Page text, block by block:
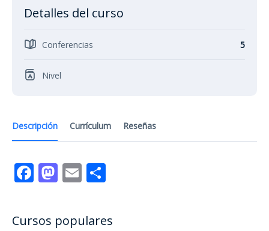
Descripción Currículum Reseñas
Facebook
Mastodon
Email
Detalles del curso
Conferencias 5
Nivel
Cursos populares